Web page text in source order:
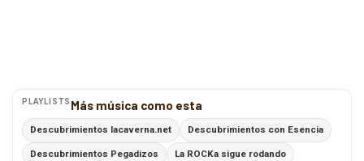
PLAYLISTS Más música como esta
Descubrimientos lacaverna.net Descubrimientos con Esencia
Descubrimientos Pegadizos La ROCKa sigue rodando